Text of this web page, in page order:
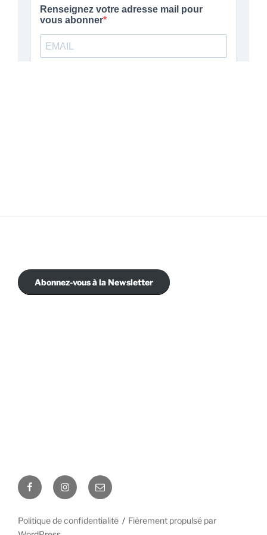
Abonnez-vous à la Newsletter
FacebookInstagram
E-
mail
Politique de confidentialité
Fièrement propulsé par